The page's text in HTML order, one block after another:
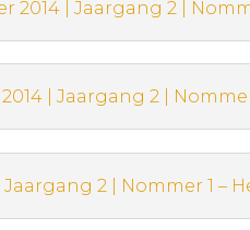
2014 | Jaargang 2 |
| Jaargang 2 |
Jaargang 2 | Nommer 1 –